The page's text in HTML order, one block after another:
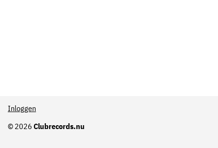
© 2026 Clubrecords.nu
Inloggen